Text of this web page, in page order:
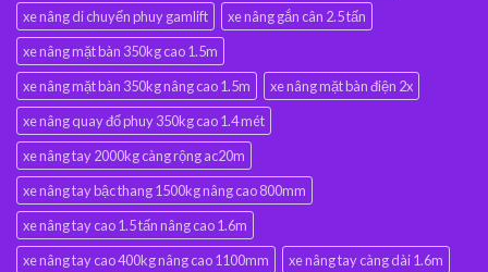
xe nâng di chuyển phuy gamlift
xe nâng gắn cân 2.5 tấn
xe nâng mặt bàn 350kg cao 1.5m
xe nâng mặt bàn 350kg nâng cao 1.5m
xe nâng mặt bàn điện 2x
xe nâng quay đổ phuy 350kg cao 1.4 mét
xe nâng tay 2000kg càng rộng ac20m
xe nâng tay bậc thang 1500kg nâng cao 800mm
xe nâng tay cao 1.5 tấn nâng cao 1.6m
xe nâng tay cao 400kg nâng cao 1100mm
xe nâng tay càng dài 1.6m